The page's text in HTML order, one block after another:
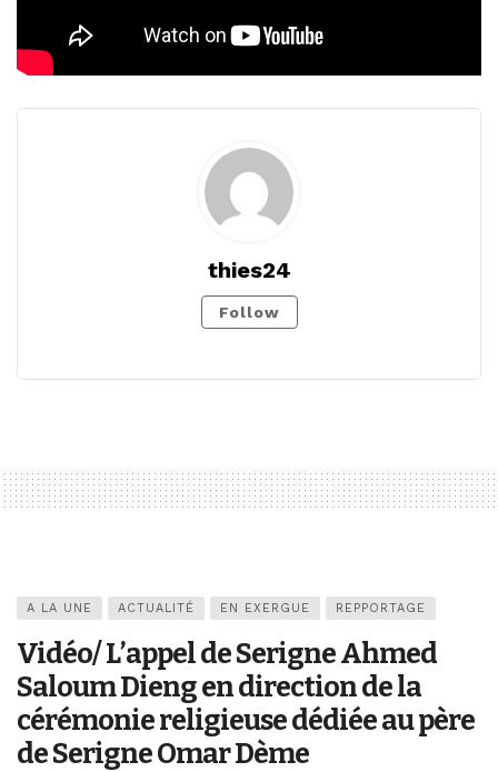
thies24
Follow
A LA UNE ACTUALITÉ EN EXERGUE REPPORTAGE
Vidéo/ L’appel de Serigne Ahmed
Saloum Dieng en direction de la
cérémonie religieuse dédiée au père
de Serigne Omar Dème